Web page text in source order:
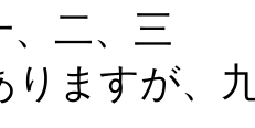
、二、三
りますが、